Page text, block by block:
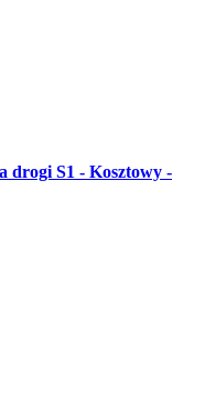
drogi S1 - Kosztowy -